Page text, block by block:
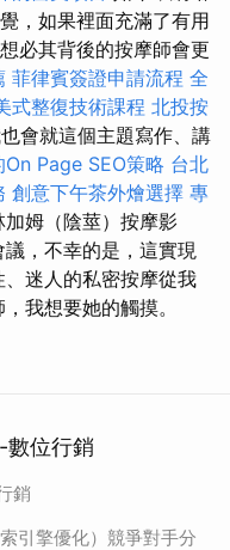
，如果裡面充滿了有用
必其背後的按摩師會更
菲律賓簽證申請流程 全
式整復技術課程 北投按
會就這個主題寫作、講
Page SEO策略 台北
創意下午茶外燴選擇 專
姆（陰莖）按摩影
，不幸的是，這實現
迷人的私密按摩從我
我想要她的觸摸。
數位行銷
銷
引擎優化）競爭對手分